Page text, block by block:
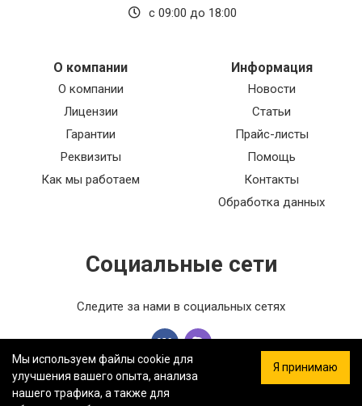
с 09:00 до 18:00
О компании
О компании
Лицензии
Гарантии
Реквизиты
Как мы работаем
Информация
Новости
Статьи
Прайс-листы
Помощь
Контакты
Обработка данных
Социальные сети
Следите за нами в социальных сетях
Мы используем файлы cookie для
улучшения вашего опыта, анализа
нашего трафика, а также для
Я принимаю